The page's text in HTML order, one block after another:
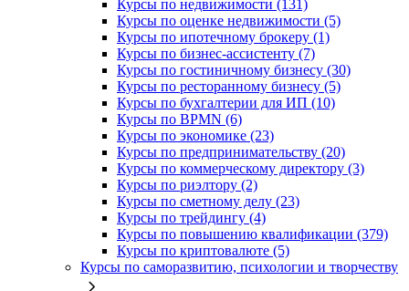
Курсы по недвижимости (131)
Курсы по оценке недвижимости (5)
Курсы по ипотечному брокеру (1)
Курсы по бизнес-ассистенту (7)
Курсы по гостиничному бизнесу (30)
Курсы по ресторанному бизнесу (5)
Курсы по бухгалтерии для ИП (10)
Курсы по BPMN (6)
Курсы по экономике (23)
Курсы по предпринимательству (20)
Курсы по коммерческому директору (3)
Курсы по риэлтору (2)
Курсы по сметному делу (23)
Курсы по трейдингу (4)
Курсы по повышению квалификации (379)
Курсы по криптовалюте (5)
Курсы по саморазвитию, психологии и творчеству